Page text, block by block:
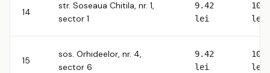
14
str. Soseaua Chitila, nr. 1,
sector 1
9.42
lei
lei
15
sos. Orhideelor, nr. 4,
sector 6
9.42
lei
lei